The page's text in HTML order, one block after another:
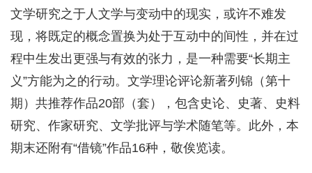
文学研究之于人文学与变动中的现实，或许不难发
现，将既定的概念置换为处于互动中的间性，并在过
程中生发出更强与有效的张力，是一种需要“长期主
义”方能为之的行动。文学理论评论新著列锦（第十
期）共推荐作品20部（套），包含史论、史著、史料
研究、作家研究、文学批评与学术随笔等。此外，本
期末还附有“借镜”作品16种，敬俟览读。